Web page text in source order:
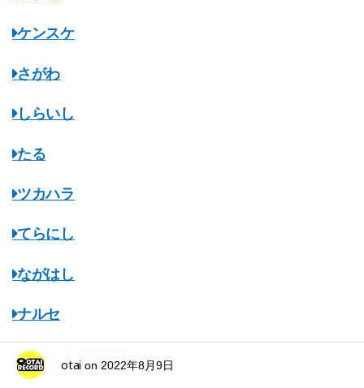
ケンスケ
さがわ
しらいし
たる
ツカハラ
てらにし
ながはし
ナルセ
マスコミ掲載情報
otai on 2022年8月9日